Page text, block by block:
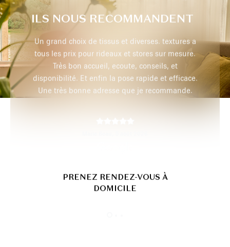
ILS NOUS RECOMMANDENT
a
et
Très professionnel, je recommande
29 juillet 2026